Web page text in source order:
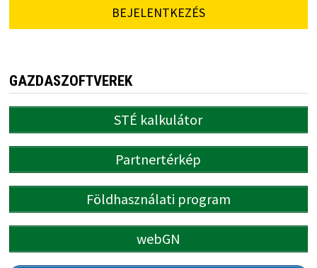
BEJELENTKEZÉS
GAZDASZOFTVEREK
STÉ kalkulátor
Partnertérkép
Földhasználati program
webGN